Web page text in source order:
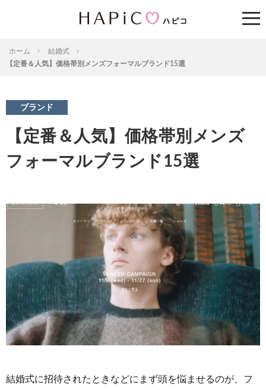
ホーム
結婚式
【定番＆人気】価格帯別メンズフォーマルブランド15選
ブランド
【定番＆人気】価格帯別メンズ
フォーマルブランド15選
結婚式に招待されたときなどにまず頭を悩ませるのが、フ